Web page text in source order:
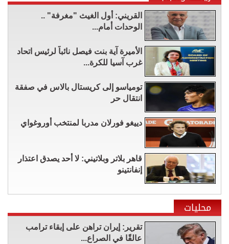
القريني: أول الغيث "مغرفة" ..
الوحدات أمام...
الأميرة آية بنت فيصل نائباً لرئيس اتحاد
غرب آسيا للكرة...
تومياسو إلى كريستال بالاس في صفقة
انتقال حر
دييغو فورلان مدربا لمنتخب أوروغواي
قاهر بلاتر وبلاتيني: لا أحد يصدق اعتذار
إنفانتينو
محليات
تقرير: إيران تراهن على إبقاء ترامب
عالقًا في الصراع...